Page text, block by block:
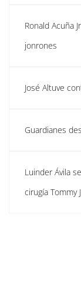
Ronald Acuña
jonrones
José Altuve
Guardianes
Luinder Ávila
cirugía Tommy